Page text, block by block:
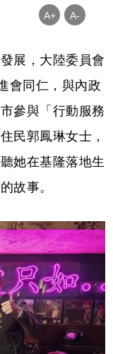
A+ A-
展，大陸委員會
會同仁，與內政
參與「行動服務
民郭鳳琳女士，
她在基隆落地生
故事。